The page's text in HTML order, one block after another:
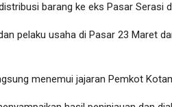
barang ke eks Pasar Serasi
pelaku usaha di Pasar 23 Maret
menemui jajaran Pemkot